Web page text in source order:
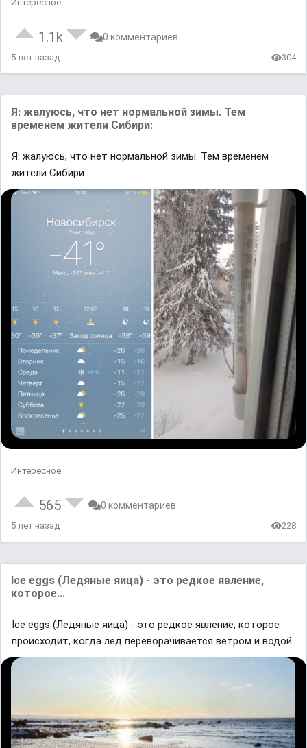
Интересное
1.1k 0 комментариев
5 лет назад 304
Я: жалуюсь, что нет нормальной зимы. Тем
временем жители Сибири:
Я: жалуюсь, что нет нормальной зимы. Тем временем
жители Сибири:
Интересное
565 0 комментариев
5 лет назад 228
Ice eggs (Ледяные яица) - это редкое явление,
которое...
Ice eggs (Ледяные яица) - это редкое явление, которое
происходит, когда лед переворачивается ветром и водой.